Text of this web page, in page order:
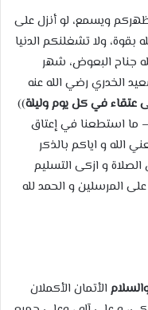
ويسمع، لو أنزل على
بقوة، ولا تشغلنكم الدنيا
جناح البعوض، شهر
الخدري رضي الله عنه
عتقاء في كل يوم وليلة))
– ما استطعنا في إعتاق
الله و اياكم بالذكر
و ازكى التسليم
المرسلين و الحمد لله
الأتمان الأكملان